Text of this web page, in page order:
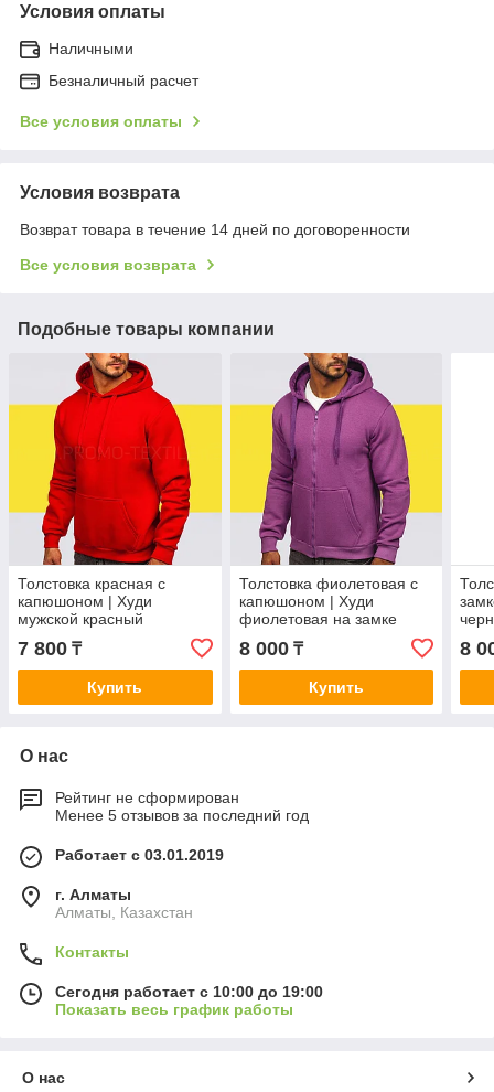
Условия оплаты
Наличными
Безналичный расчет
Все условия оплаты
Условия возврата
Возврат товара в течение 14 дней по договоренности
Все условия возврата
Подобные товары компании
Толстовка красная с
капюшоном | Худи
мужской красный
7 800 ₸
Купить
Толстовка фиолетовая с
капюшоном | Худи
фиолетовая на замке
8 000₸
Купить
8
О нас
Рейтинг не сформирован
Менее 5 отзывов за последний год
Работает с 03.01.2019
г. Алматы
Алматы, Казахстан
Контакты
Сегодня работает с 10:00 до 19:00
Показать весь график работы
О нас